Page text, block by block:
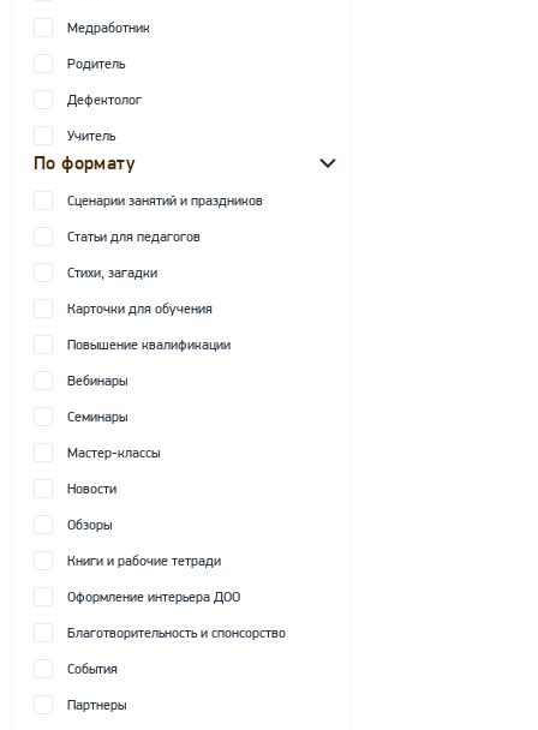
Медработник
Родитель
Дефектолог
Учитель
По формату
Сценарии занятий и праздников
Статьи для педагогов
Стихи, загадки
Карточки для обучения
Повышение квалификации
Вебинары
Семинары
Мастер-классы
Новости
Обзоры
Книги и рабочие тетради
Оформление интерьера ДОО
Благотворительность и спонсорство
События
Партнеры